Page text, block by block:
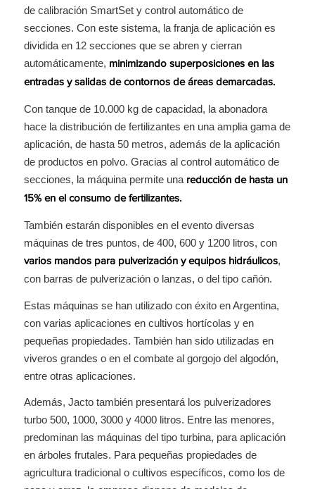
de calibración SmartSet y control automático de
secciones. Con este sistema, la franja de aplicación es
dividida en 12 secciones que se abren y cierran
automáticamente, minimizando superposiciones en las
entradas y salidas de contornos de áreas demarcadas.
Con tanque de 10.000 kg de capacidad, la abonadora
hace la distribución de fertilizantes en una amplia gama de
aplicación, de hasta 50 metros, además de la aplicación
de productos en polvo. Gracias al control automático de
secciones, la máquina permite una reducción de hasta un
15% en el consumo de fertilizantes.
También estarán disponibles en el evento diversas
máquinas de tres puntos, de 400, 600 y 1200 litros, con
varios mandos para pulverización y equipos hidráulicos,
con barras de pulverización o lanzas, o del tipo cañón.
Estas máquinas se han utilizado con éxito en Argentina,
con varias aplicaciones en cultivos hortícolas y en
pequeñas propiedades. También han sido utilizadas en
viveros grandes o en el combate al gorgojo del algodón,
entre otras aplicaciones.
Además, Jacto también presentará los pulverizadores
turbo 500, 1000, 3000 y 4000 litros. Entre las menores,
predominan las máquinas del tipo turbina, para aplicación
en árboles frutales. Para pequeñas propiedades de
agricultura tradicional o cultivos específicos, como los de